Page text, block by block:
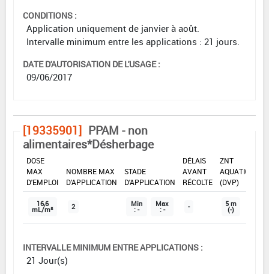
CONDITIONS :
Application uniquement de janvier à août.
Intervalle minimum entre les applications : 21 jours.
DATE D'AUTORISATION DE L'USAGE :
09/06/2017
[19335901] PPAM - non
alimentaires*Désherbage
DOSE
MAX
D'EMPLOI
NOMBRE MAX
D'APPLICATION
STADE
D'APPLICATION
DÉLAIS
AVANT
RÉCOLTE
ZNT
AQUATIQUE
(DVP)
16,6
mL/m² 2 Min
: -
Max
: - - 5 m
(-)
INTERVALLE MINIMUM ENTRE APPLICATIONS :
21 Jour(s)